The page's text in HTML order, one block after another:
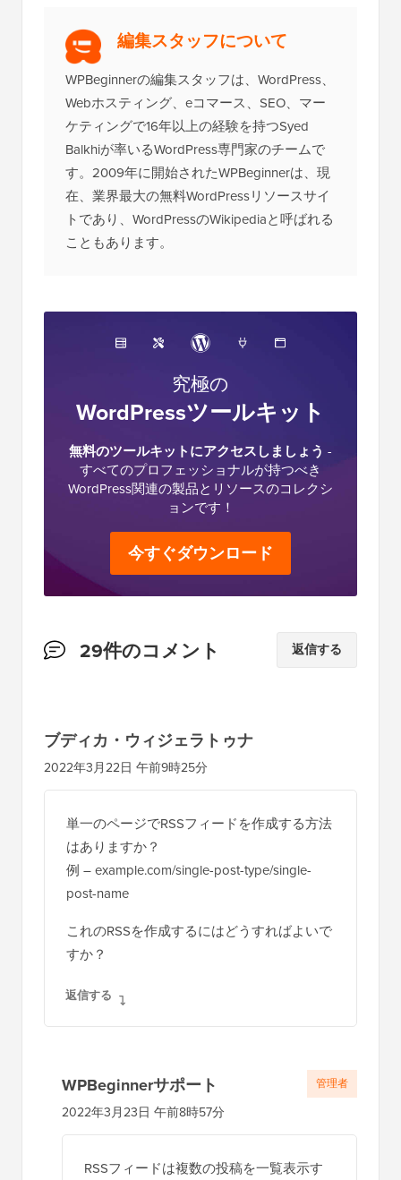
編集スタッフについて
WPBeginnerの編集スタッフは、WordPress、
Webホスティング、eコマース、SEO、マー
ケティングで16年以上の経験を持つSyed
Balkhiが率いるWordPress専門家のチームで
す。2009年に開始されたWPBeginnerは、現
在、業界最大の無料WordPressリソースサイ
トであり、WordPressのWikipediaと呼ばれる
こともあります。
究極の
WordPressツールキット
無料のツールキットにアクセスしましょう -
すべてのプロフェッショナルが持つべき
WordPress関連の製品とリソースのコレクシ
ョンです！
今すぐダウンロード
読
の
イ
ン
29件のコメント 返信する
ブディカ・ウィジェラトゥナ
2022年3月22日 午前9時25分
単一のページでRSSフィードを作成する方法
はありますか？
例 – example.com/single-post-type/single-
post-name
これのRSSを作成するにはどうすればよいで
すか？
返信する
WPBeginnerサポート
2022年3月23日 午前8時57分
RSSフィードは複数の投稿を一覧表示す
管理者